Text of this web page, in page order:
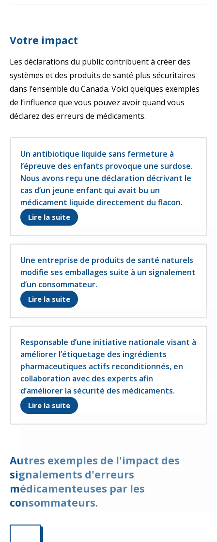
Votre impact
Les déclarations du public contribuent à créer des
systèmes et des produits de santé plus sécuritaires
dans l’ensemble du Canada. Voici quelques exemples
de l’influence que vous pouvez avoir quand vous
déclarez des erreurs de médicaments.
Un antibiotique liquide sans fermeture à
l’épreuve des enfants provoque une surdose.
Nous avons reçu une déclaration décrivant le
cas d’un jeune enfant qui avait bu un
médicament liquide directement du flacon.
Lire la suiteS'ouvre dans un nouvel onglet
Une entreprise de produits de santé naturels
modifie ses emballages suite à un signalement
d’un consommateur.
Lire la suiteS'ouvre dans un nouvel onglet
Responsable d’une initiative nationale visant à
améliorer l’étiquetage des ingrédients
pharmaceutiques actifs reconditionnés, en
collaboration avec des experts afin
d’améliorer la sécurité des médicaments.
Lire la suiteS'ouvre dans un nouvel onglet
Autres exemples de l'impact des
signalements d'erreurs
médicamenteuses par les
consommateurs.